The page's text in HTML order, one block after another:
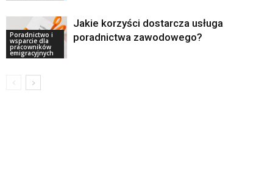
Poradnictwo i
wsparcie dla
pracowników
emigracyjnych
Jakie korzyści dostarcza usługa
poradnictwa zawodowego?